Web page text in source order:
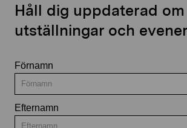
Håll dig uppdaterad
utställningar och
Förnamn
Efternamn